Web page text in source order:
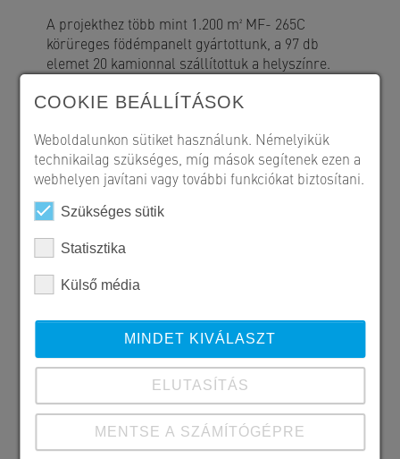
A projekthez több mint 1.200 m² MF- 265C
körüreges födémpanelt gyártottunk, a 97 db
elemet 20 kamionnal szállítottuk a helyszínre.
COOKIE BEÁLLÍTÁSOK
Weboldalunkon sütiket használunk. Némelyikük
technikailag szükséges, míg mások segítenek ezen a
webhelyen javítani vagy további funkciókat biztosítani.
Szükséges sütik
Statisztika
Külső média
MINDET KIVÁLASZT
ELUTASÍTÁS
MENTSE A SZÁMÍTÓGÉPRE